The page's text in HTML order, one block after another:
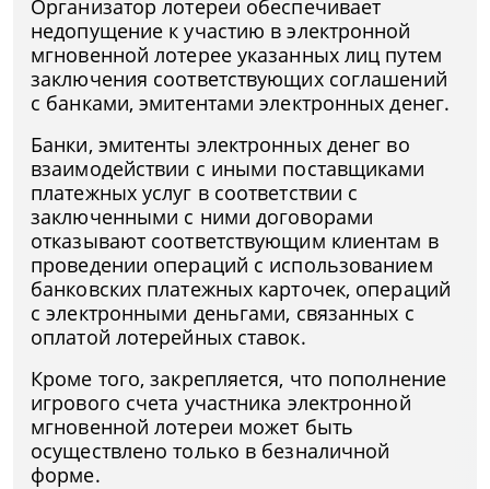
Организатор лотереи обеспечивает
недопущение к участию в электронной
мгновенной лотерее указанных лиц путем
заключения соответствующих соглашений
с банками, эмитентами электронных денег.
Банки, эмитенты электронных денег во
взаимодействии с иными поставщиками
платежных услуг в соответствии с
заключенными с ними договорами
отказывают соответствующим клиентам в
проведении операций с использованием
банковских платежных карточек, операций
с электронными деньгами, связанных с
оплатой лотерейных ставок.
Кроме того, закрепляется, что пополнение
игрового счета участника электронной
мгновенной лотереи может быть
осуществлено только в безналичной
форме.